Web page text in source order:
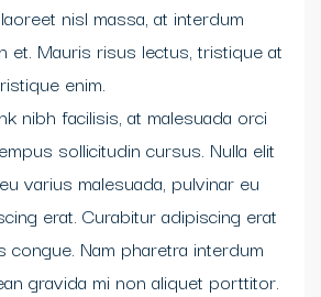
nisl massa, at interdum
et. Mauris risus lectus, tristique at
enim.
nibh facilisis, at malesuada orci
sollicitudin cursus. Nulla elit
varius malesuada, pulvinar eu
erat. Curabitur adipiscing erat
Nam pharetra interdum
gravida mi non aliquet porttitor.